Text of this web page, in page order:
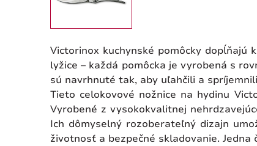
Victorinox kuchynské pomôcky
lyžice – každá pomôcka je vyrobená s
sú navrhnuté tak, aby uľahčili a
Tieto celokovové nožnice na hydinu
Vyrobené z vysokokvalitnej
Ich dômyselný rozoberateľný dizajn
životnosť a bezpečné skladovanie.